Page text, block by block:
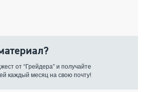
от “Грейдера” и получайте
каждый месяц на свою почту!